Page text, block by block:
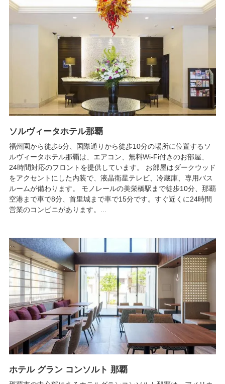
ソルヴィータホテル那覇
福州園から徒歩5分、国際通りから徒歩10分の場所に位置するソ
ルヴィータホテル那覇は、エアコン、無料Wi-Fi付きのお部屋、
24時間対応のフロントを提供しています。 お部屋はダークウッド
をアクセントにした内装で、液晶衛星テレビ、冷蔵庫、専用バス
ルームが備わります。 モノレールの美栄橋駅まで徒歩10分、那覇
空港まで車で8分、首里城まで車で15分です。すぐ近くに24時間
営業のコンビニがあります。...
ホテル グラン コンソルト 那覇